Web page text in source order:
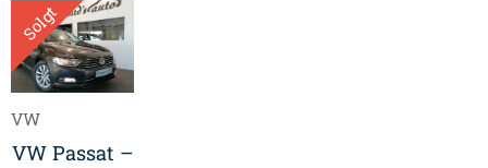
Solgt
VW
VW Passat –